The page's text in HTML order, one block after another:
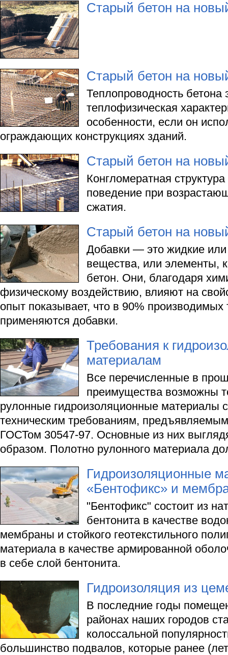
Старый бетон на
Старый бетон на
Теплопроводность
теплофизическая
особенности, если он
ограждающих конструкциях зданий.
Старый бетон на
Конгломератная
поведение при
сжатия.
Старый бетон на
Добавки — это жидкие
вещества, или элементы,
бетон. Они, благодаря
физическому воздействию, влияют на
опыт показывает, что в 90% производимых
применяются добавки.
Требования к
материалам
Все перечисленные в
преимущества возможны
рулонные гидроизоляционные материалы
техническим требованиям,
ГОСТом 30547-97. Основные из них
образом. Полотно рулонного материала
Гидроизоляционные
«Бентофикс» и
"Бентофикс" состоит из
бентонита в качестве
мембраны и стойкого геотекстильного
материала в качестве армированной
в себе слой бентонита.
Гидроизоляция из
В последние годы
районах наших городов
колоссальной
большинство подвалов, которые ранее